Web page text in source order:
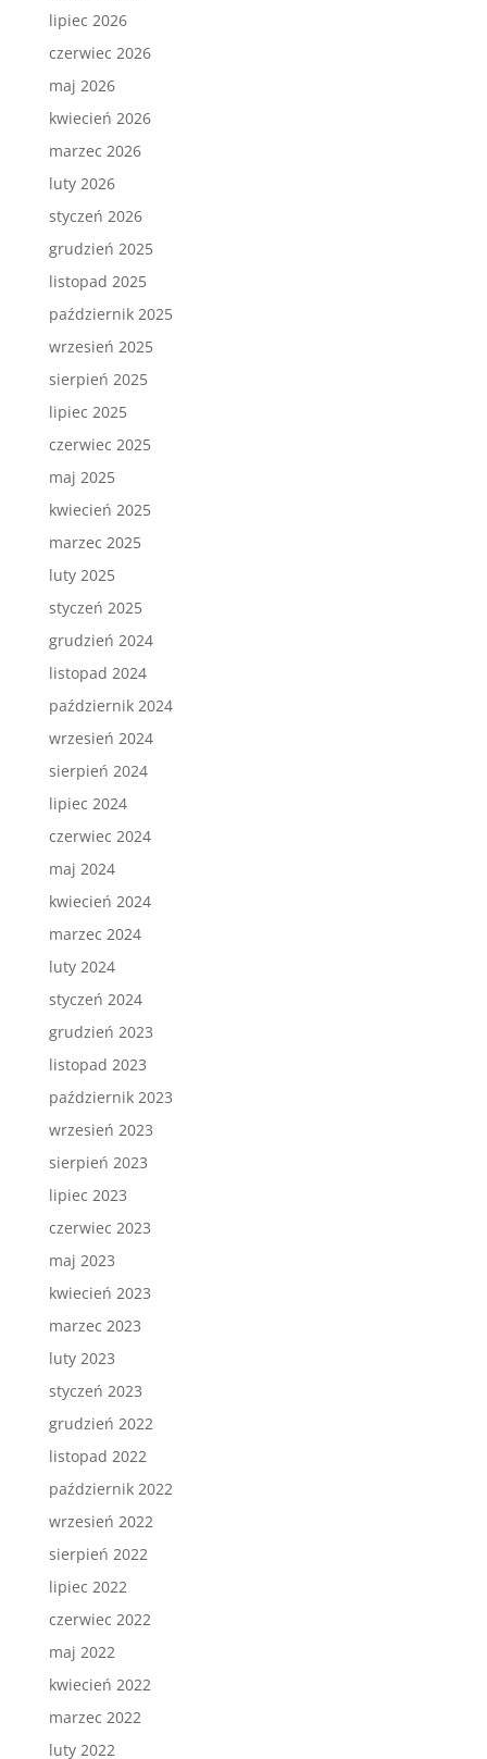
lipiec 2026
czerwiec 2026
maj 2026
kwiecień 2026
marzec 2026
luty 2026
styczeń 2026
grudzień 2025
listopad 2025
październik 2025
wrzesień 2025
sierpień 2025
lipiec 2025
czerwiec 2025
maj 2025
kwiecień 2025
marzec 2025
luty 2025
styczeń 2025
grudzień 2024
listopad 2024
październik 2024
wrzesień 2024
sierpień 2024
lipiec 2024
czerwiec 2024
maj 2024
kwiecień 2024
marzec 2024
luty 2024
styczeń 2024
grudzień 2023
listopad 2023
październik 2023
wrzesień 2023
sierpień 2023
lipiec 2023
czerwiec 2023
maj 2023
kwiecień 2023
marzec 2023
luty 2023
styczeń 2023
grudzień 2022
listopad 2022
październik 2022
wrzesień 2022
sierpień 2022
lipiec 2022
czerwiec 2022
maj 2022
kwiecień 2022
marzec 2022
luty 2022